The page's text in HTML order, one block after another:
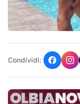
Condividi: